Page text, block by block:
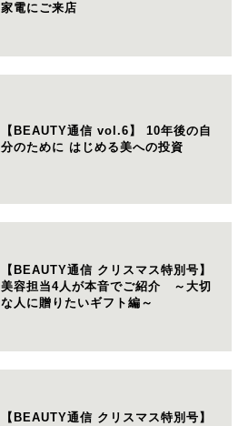
家電にご来店
【BEAUTY通信 vol.6】 10年後の自
分のために はじめる美への投資
【BEAUTY通信 クリスマス特別号】
美容担当4人が本音でご紹介 ～大切
な人に贈りたいギフト編～
【BEAUTY通信 クリスマス特別号】